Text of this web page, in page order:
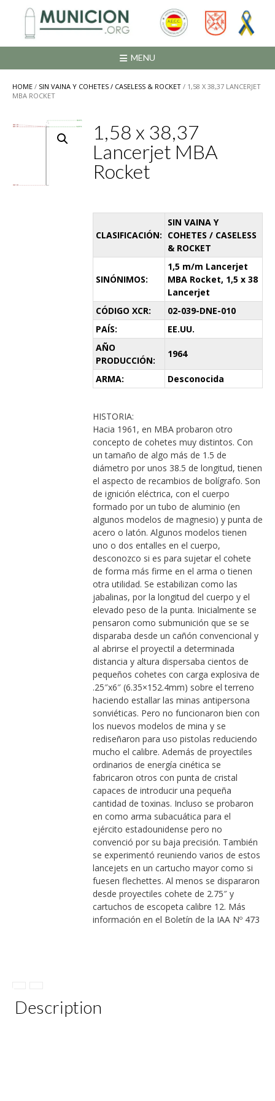
contenido
MENU
HOME / SIN VAINA Y COHETES / CASELESS & ROCKET / 1,58 X 38,37 LANCERJET
MBA ROCKET
1,58 x 38,37
Lancerjet MBA
Rocket
CLASIFICACIÓN:
SIN VAINA Y
COHETES / CASELESS
& ROCKET
SINÓNIMOS:
1,5 m/m Lancerjet
MBA Rocket, 1,5 x 38
Lancerjet
CÓDIGO XCR:
02-039-DNE-010
PAÍS:
EE.UU.
AÑO
PRODUCCIÓN:
1964
ARMA: Desconocida
HISTORIA:
Hacia 1961, en MBA probaron otro
concepto de cohetes muy distintos. Con
un tamaño de algo más de 1.5 de
diámetro por unos 38.5 de longitud, tienen
el aspecto de recambios de bolígrafo. Son
de ignición eléctrica, con el cuerpo
formado por un tubo de aluminio (en
algunos modelos de magnesio) y punta de
acero o latón. Algunos modelos tienen
uno o dos entalles en el cuerpo,
desconozco si es para sujetar el cohete
de forma más firme en el arma o tienen
otra utilidad. Se estabilizan como las
jabalinas, por la longitud del cuerpo y el
elevado peso de la punta. Inicialmente se
pensaron como submunición que se se
disparaba desde un cañón convencional y
al abrirse el proyectil a determinada
distancia y altura dispersaba cientos de
pequeños cohetes con carga explosiva de
.25″x6″ (6.35×152.4mm) sobre el terreno
haciendo estallar las minas antipersona
sonviéticas. Pero no funcionaron bien con
los nuevos modelos de mina y se
rediseñaron para uso pistolas reduciendo
mucho el calibre. Además de proyectiles
ordinarios de energía cinética se
fabricaron otros con punta de cristal
capaces de introducir una pequeña
cantidad de toxinas. Incluso se probaron
en como arma subacuática para el
ejército estadounidense pero no
convenció por su baja precisión. También
se experimentó reuniendo varios de estos
lancejets en un cartucho mayor como si
fuesen flechettes. Al menos se dispararon
desde proyectiles cohete de 2.75″ y
cartuchos de escopeta calibre 12. Más
información en el Boletín de la IAA Nº 473
Description